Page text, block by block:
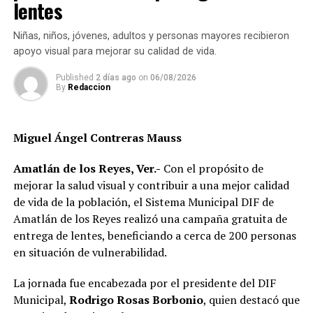
realizarán recorridos para fotografiar a los perros que
vecinos para identificar a sus dueños y, posteriormente,
citarlos al palacio de la comunidad, donde incluso
podrían hacerse acreedores a una multa.
La publicación provocó críticas entre pobladores,
quienes consideran que la Agencia Municipal podría
sanciones sin precisar el fundamento jurídico que las
respalda, por lo que calificaron la medida como un
lentes
Niñas, niños, jóvenes, adultos y personas mayores recibieron
apoyo visual para mejorar su calidad de vida.
Published 2 días ago on 06/08/2026
By Redaccion
Miguel Ángel Contreras Mauss
Amatlán de los Reyes, Ver.- Con el propósito de
mejorar la salud visual y contribuir a una mejor calidad
de vida de la población, el Sistema Municipal DIF de
Amatlán de los Reyes realizó una campaña gratuita de
entrega de lentes, beneficiando a cerca de 200 personas
en situación de vulnerabilidad.
La jornada fue encabezada por el presidente del DIF
Municipal, Rodrigo Rosas Borbonio, quien destacó que